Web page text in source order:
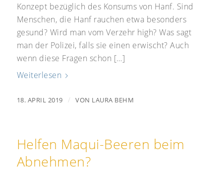
Konzept bezüglich des Konsums von Hanf. Sind
Menschen, die Hanf rauchen etwa besonders
gesund? Wird man vom Verzehr high? Was sagt
man der Polizei, falls sie einen erwischt? Auch
wenn diese Fragen schon […]
Weiterlesen
18. APRIL 2019 / VON LAURA BEHM
Helfen Maqui-Beeren beim
Abnehmen?